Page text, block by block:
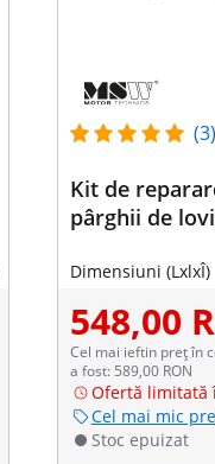
(3)
Kit de
pârghii de
Dimensiuni (LxlxÎ)
548,00
Cel mai ieftin preț în
a fost: 589,00 RON
Ofertă limitată
Cel mai mic
Stoc epuizat